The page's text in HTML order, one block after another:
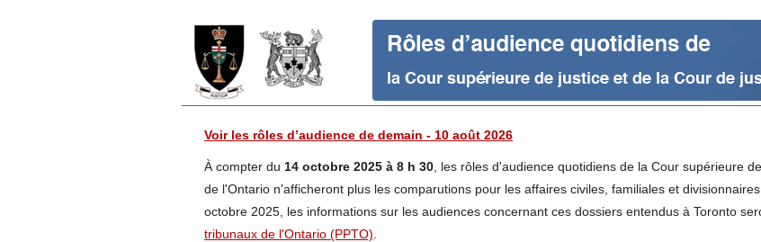
Voir les rôles d’audience de demain - 10 août 2026
À compter du 14 octobre 2025 à 8 h 30 , les rôles d'audience quotidiens de la Cour supérieure
de l'Ontario n'afficheront plus les comparutions pour les affaires civiles, familiales et
octobre 2025, les informations sur les audiences concernant ces dossiers entendus à Toronto
tribunaux de l'Ontario (PPTO)